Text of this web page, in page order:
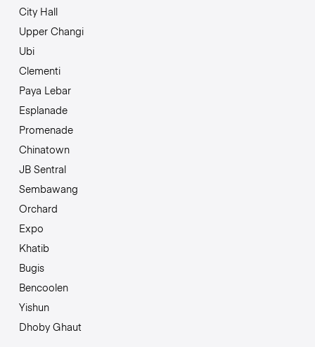
City Hall
Upper Changi
Ubi
Clementi
Paya Lebar
Esplanade
Promenade
Chinatown
JB Sentral
Sembawang
Orchard
Expo
Khatib
Bugis
Bencoolen
Yishun
Dhoby Ghaut